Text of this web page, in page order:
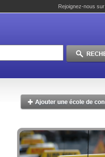
Rejoignez-nous sur